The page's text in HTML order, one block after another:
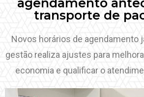
agendamento
transporte de
Novos horários de agendamento
gestão realiza ajustes para
economia e qualificar o